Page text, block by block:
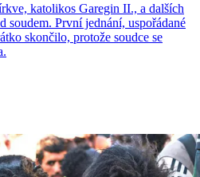
katolikos Garegin II., a dalších
soudem. První jednání, uspořádané
skončilo, protože soudce se